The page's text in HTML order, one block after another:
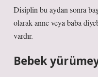
Disiplin bu aydan sonra
olarak anne veya baba
vardır.
Bebek